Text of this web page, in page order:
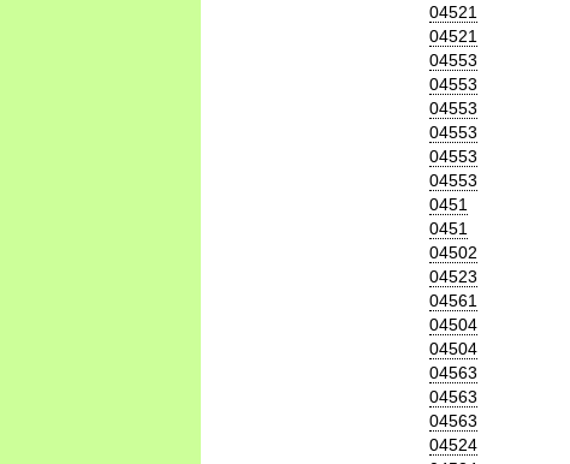
04521
04521
04553
04553
04553
04553
04553
04553
0451
0451
04502
04523
04561
04504
04504
04563
04563
04563
04524